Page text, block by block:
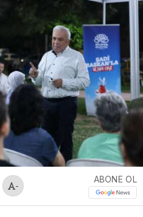
-
ABONE OL